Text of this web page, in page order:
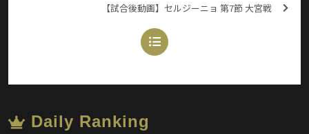
【試合後動画】セルジーニョ 第7節 大宮戦
Daily Ranking